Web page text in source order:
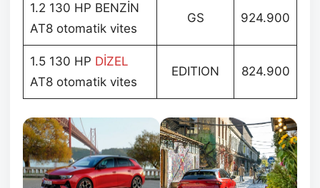
1.2 130 HP BENZİN
AT8 otomatik vites
GS 924.900
1.5 130 HP DİZEL
AT8 otomatik vites
EDITION 824.900